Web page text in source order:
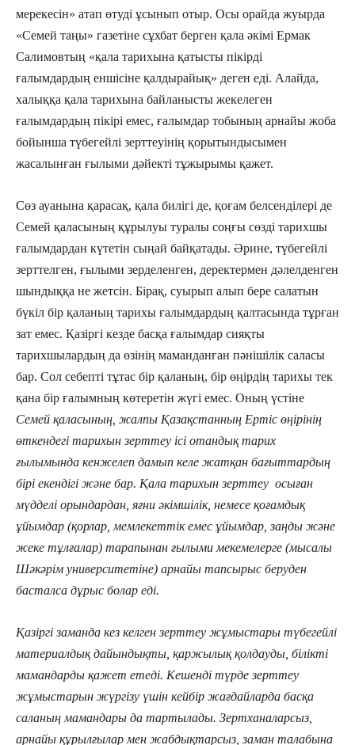
мерекесін» атап өтуді ұсынып отыр. Осы орайда жуырда
«Семей таңы» газетіне сұхбат берген қала әкімі Ермак
Салимовтың «қала тарихына қатысты пікірді
ғалымдардың еншісіне қалдырайық» деген еді. Алайда,
халыққа қала тарихына байланысты жекелеген
ғалымдардың пікірі емес, ғалымдар тобының арнайы жоба
бойынша түбегейлі зерттеуінің қорытындысымен
жасалынған ғылыми дәйекті тұжырымы қажет.
Сөз ауанына қарасақ, қала билігі де, қоғам белсенділері де
Семей қаласының құрылуы туралы соңғы сөзді тарихшы
ғалымдардан күтетін сыңай байқатады. Әрине, түбегейлі
зерттелген, ғылыми зерделенген, деректермен дәлелденген
шындыққа не жетсін. Бірақ, суырып алып бере салатын
бүкіл бір қаланың тарихы ғалымдардың қалтасында тұрған
зат емес. Қазіргі кезде басқа ғалымдар сияқты
тарихшылардың да өзінің маманданған пәнішілік саласы
бар. Сол себепті тұтас бір қаланың, бір өңірдің тарихы тек
қана бір ғалымның көтеретін жүгі емес. Оның үстіне
Семей қаласының, жалпы Қазақстанның Ертіс өңірінің
өткендегі тарихын зерттеу ісі отандық тарих
ғылымында кенжелеп дамып келе жатқан бағыттардың
бірі екендігі және бар. Қала тарихын зерттеу осыған
мүдделі орындардан, яғни әкімшілік, немесе қоғамдық
ұйымдар (қорлар, мемлекеттік емес ұйымдар, заңды және
жеке тұлғалар) тарапынан ғылыми мекемелерге (мысалы
Шәкәрім университетіне) арнайы тапсырыс беруден
басталса дұрыс болар еді.
Қазіргі заманда кез келген зерттеу жұмыстары түбегейлі
материалдық дайындықты, қаржылық қолдауды, білікті
мамандарды қажет етеді. Кешенді түрде зерттеу
жұмыстарын жүргізу үшін кейбір жағдайларда басқа
саланың мамандары да тартылады. Зертханаларсыз,
арнайы құрылғылар мен жабдықтарсыз, заман талабына